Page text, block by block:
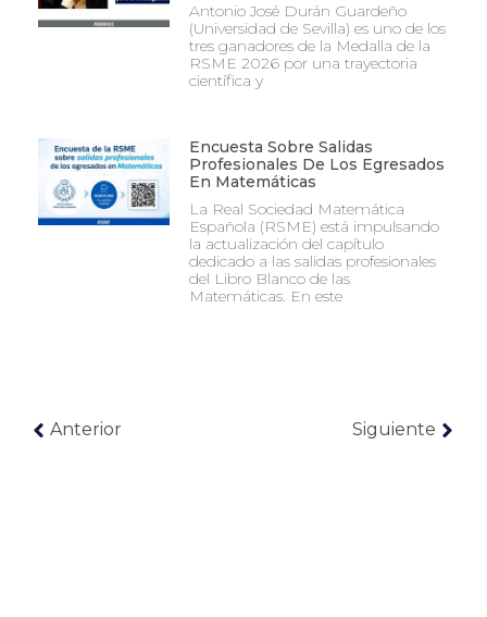
Antonio José Durán Guardeño
(Universidad de Sevilla) es uno de los
tres ganadores de la Medalla de la
RSME 2026 por una trayectoria
científica y
Encuesta Sobre Salidas
Profesionales De Los Egresados
En Matemáticas
La Real Sociedad Matemática
Española (RSME) está impulsando
la actualización del capítulo
dedicado a las salidas profesionales
del Libro Blanco de las
Matemáticas. En este
Anterior Siguiente